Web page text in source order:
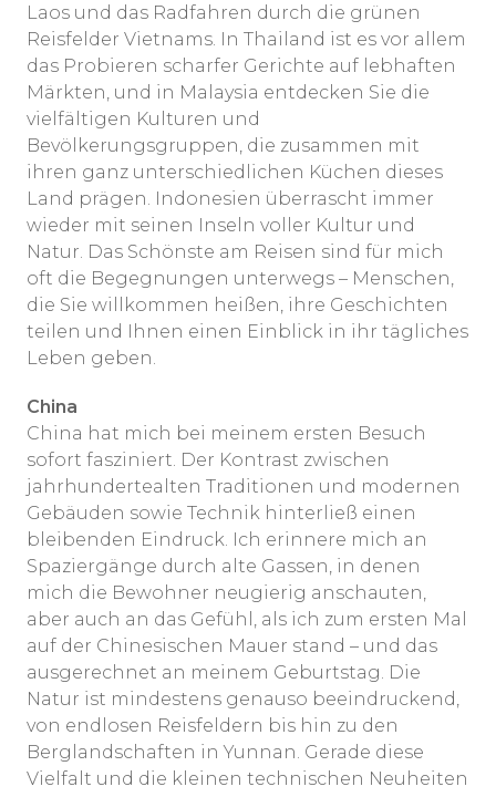
Laos und das Radfahren durch die grünen
Reisfelder Vietnams. In Thailand ist es vor allem
das Probieren scharfer Gerichte auf lebhaften
Märkten, und in Malaysia entdecken Sie die
vielfältigen Kulturen und
Bevölkerungsgruppen, die zusammen mit
ihren ganz unterschiedlichen Küchen dieses
Land prägen. Indonesien überrascht immer
wieder mit seinen Inseln voller Kultur und
Natur. Das Schönste am Reisen sind für mich
oft die Begegnungen unterwegs – Menschen,
die Sie willkommen heißen, ihre Geschichten
teilen und Ihnen einen Einblick in ihr tägliches
Leben geben.
China
China hat mich bei meinem ersten Besuch
sofort fasziniert. Der Kontrast zwischen
jahrhundertealten Traditionen und modernen
Gebäuden sowie Technik hinterließ einen
bleibenden Eindruck. Ich erinnere mich an
Spaziergänge durch alte Gassen, in denen
mich die Bewohner neugierig anschauten,
aber auch an das Gefühl, als ich zum ersten Mal
auf der Chinesischen Mauer stand – und das
ausgerechnet an meinem Geburtstag. Die
Natur ist mindestens genauso beeindruckend,
von endlosen Reisfeldern bis hin zu den
Berglandschaften in Yunnan. Gerade diese
Vielfalt und die kleinen technischen Neuheiten